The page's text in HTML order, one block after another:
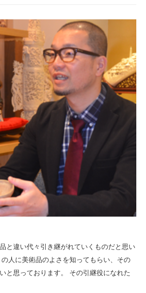
と違い代々引き継がれていくものだと思い
人に美術品のよさを知ってもらい、その
と思っております。 その引継役になれた